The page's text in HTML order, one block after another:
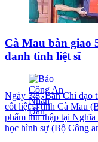
Cà Mau bàn giao
danh tính liệt sĩ
Ngày 3/8, Ban Chỉ đạo
cốt liệt sĩ tỉnh Cà Mau
phẩm thu thập tại
học hình sự (Bộ Công